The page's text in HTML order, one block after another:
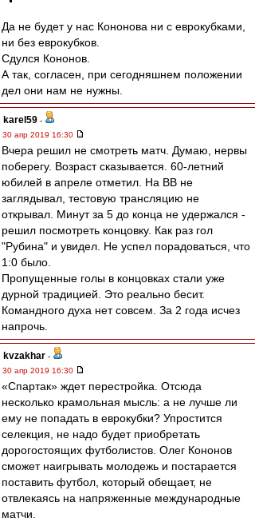
Да не будет у нас Кононова ни с еврокубками,
ни без еврокубков.
Сдулся Кононов.
А так, согласен, при сегодняшнем положении
дел они нам не нужны.
karel59 -
30 апр 2019 16:30
Вчера решил не смотреть матч. Думаю, нервы
поберегу. Возраст сказывается. 60-летний
юбилей в апреле отметил. На ВВ не
заглядывал, тестовую трансляцию не
открывал. Минут за 5 до конца не удержался -
решил посмотреть концовку. Как раз гол
"Рубина" и увидел. Не успел порадоваться, что
1:0 было.
Пропущенные голы в концовках стали уже
дурной традицией. Это реально бесит.
Командного духа нет совсем. За 2 года исчез
напрочь.
kvzakhar -
30 апр 2019 16:30
«Спартак» ждет перестройка. Отсюда
несколько крамольная мысль: а не лучше ли
ему не попадать в еврокубки? Упростится
селекция, не надо будет приобретать
дорогостоящих футболистов. Олег Кононов
сможет наигрывать молодежь и постарается
поставить футбол, который обещает, не
отвлекаясь на напряженные международные
матчи.